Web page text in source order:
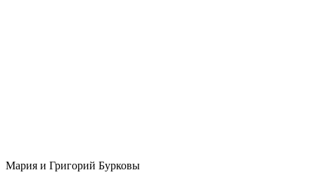
Мария и Григорий Бурковы